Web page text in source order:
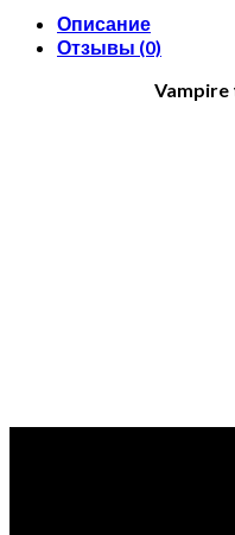
Описание
Отзывы (0)
Vampire